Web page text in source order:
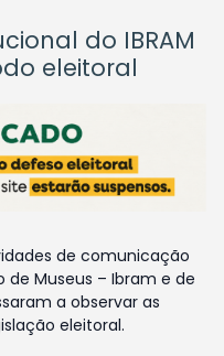
do IBRAM
eleitoral
de comunicação
de Museus – Ibram e de
a observar as
eleitoral.